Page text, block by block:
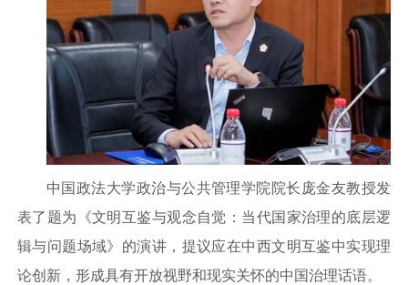
中国政法大学政治与公共管理学院院长庞金友教授发
表了题为《文明互鉴与观念自觉：当代国家治理的底层逻
辑与问题场域》的演讲，提议应在中西文明互鉴中实现理
论创新，形成具有开放视野和现实关怀的中国治理话语。